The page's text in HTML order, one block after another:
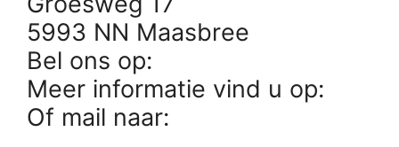
5993 NN Maasbree
Bel ons op:
Meer informatie vind u op:
Of mail naar: